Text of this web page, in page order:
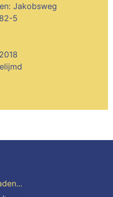
Jakobsweg
5
2018